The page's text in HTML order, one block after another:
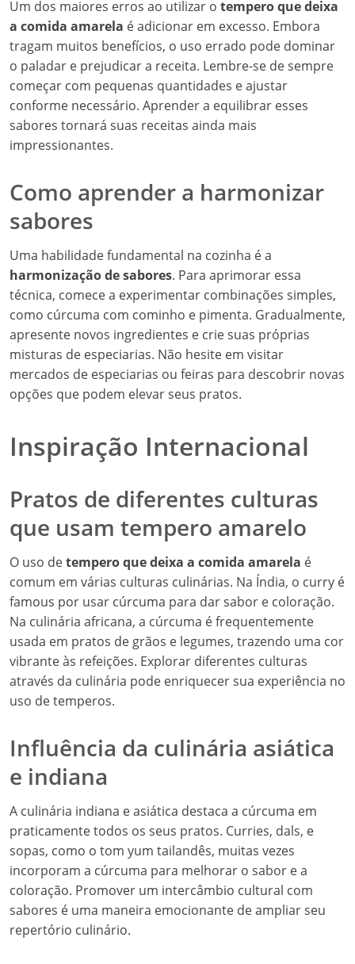
Um dos maiores erros ao utilizar o tempero que deixa
a comida amarela é adicionar em excesso. Embora
tragam muitos benefícios, o uso errado pode dominar
o paladar e prejudicar a receita. Lembre-se de sempre
começar com pequenas quantidades e ajustar
conforme necessário. Aprender a equilibrar esses
sabores tornará suas receitas ainda mais
impressionantes.
Como aprender a harmonizar
sabores
Uma habilidade fundamental na cozinha é a
harmonização de sabores. Para aprimorar essa
técnica, comece a experimentar combinações simples,
como cúrcuma com cominho e pimenta. Gradualmente,
apresente novos ingredientes e crie suas próprias
misturas de especiarias. Não hesite em visitar
mercados de especiarias ou feiras para descobrir novas
opções que podem elevar seus pratos.
Inspiração Internacional
Pratos de diferentes culturas
que usam tempero amarelo
O uso detempero que deixa a comida amarela é
comum em várias culturas culinárias. Na Índia, o curry é
famous por usar cúrcuma para dar sabor e coloração.
Na culinária africana, a cúrcuma é frequentemente
usada em pratos de grãos e legumes, trazendo uma cor
vibrante às refeições. Explorar diferentes culturas
através da culinária pode enriquecer sua experiência no
uso de temperos.
Influência da culinária asiática
e indiana
A culinária indiana e asiática destaca a cúrcuma em
praticamente todos os seus pratos. Curries, dals, e
sopas, como o tom yum tailandês, muitas vezes
incorporam a cúrcuma para melhorar o sabor e a
coloração. Promover um intercâmbio cultural com
sabores é uma maneira emocionante de ampliar seu
repertório culinário.